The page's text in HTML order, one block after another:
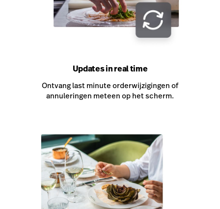
Updates in real time
Ontvang last minute orderwijzigingen of
annuleringen meteen op het scherm.